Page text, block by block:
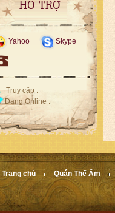
HỖ TRỢ
Yahoo Skype
Truy cập :
Đang Online :
Trang chủ Quán Thế Âm